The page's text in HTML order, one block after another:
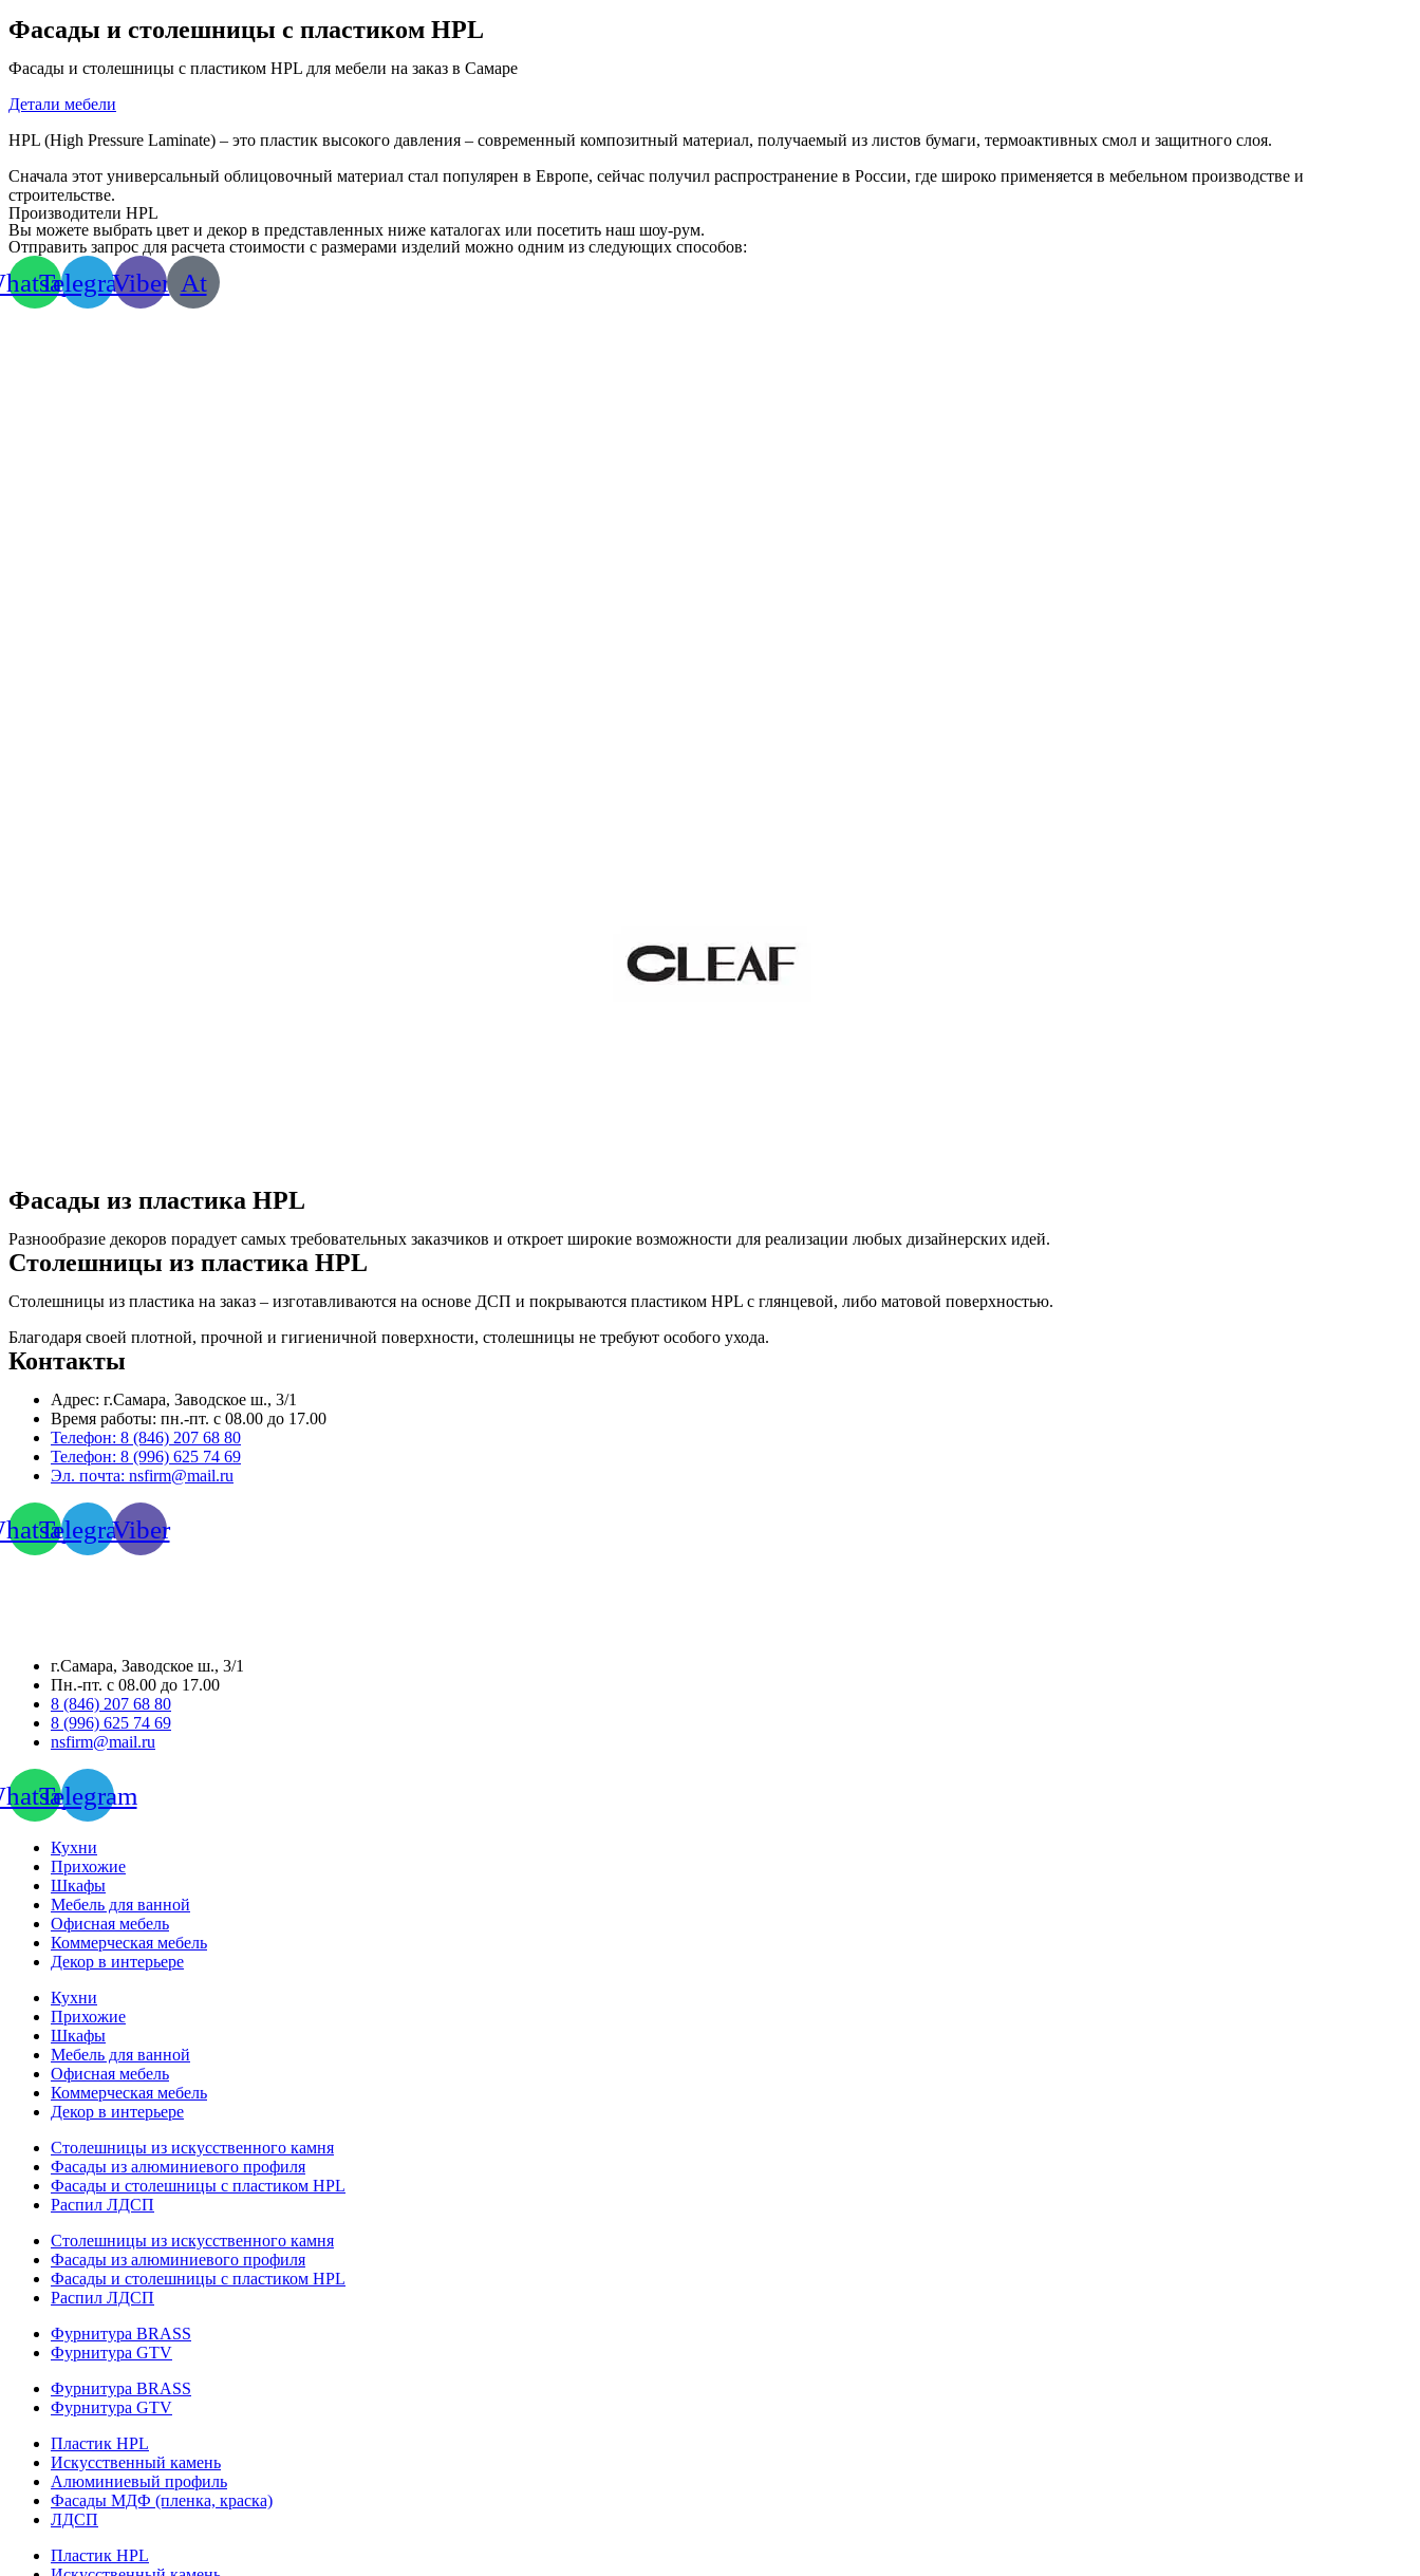
Фасады и столешницы с пластиком HPL
Фасады и столешницы с пластиком HPL для мебели на заказ в Самаре
Детали мебели
HPL (High Pressure Laminate) – это пластик высокого давления – современный композитный материал, получаемый из листов бумаги, термоактивных смол и защитного слоя.
Сначала этот универсальный облицовочный материал стал популярен в Европе, сейчас получил распространение в России, где широко применяется в мебельном производстве и
строительстве.
Производители HPL
Вы можете выбрать цвет и декор в представленных ниже каталогах или посетить наш шоу-рум.
Отправить запрос для расчета стоимости с размерами изделий можно одним из следующих способов:
TelegramViber At
Фасады из пластика HPL
Разнообразие декоров порадует самых требовательных заказчиков и откроет широкие возможности для реализации любых дизайнерских идей.
Столешницы из пластика HPL
Столешницы из пластика на заказ – изготавливаются на основе ДСП и покрываются пластиком HPL с глянцевой, либо матовой поверхностью.
Благодаря своей плотной, прочной и гигиеничной поверхности, столешницы не требуют особого ухода.
Контакты
Адрес: г.Самара, Заводское ш., 3/1
Время работы: пн.-пт. с 08.00 до 17.00
Телефон: 8 (846) 207 68 80
Телефон: 8 (996) 625 74 69
Эл. почта: nsfirm@mail.ru
TelegramViber
г.Самара, Заводское ш., 3/1
Пн.-пт. с 08.00 до 17.00
8 (846) 207 68 80
8 (996) 625 74 69
nsfirm@mail.ru
Telegram
Кухни
Прихожие
Шкафы
Мебель для ванной
Офисная мебель
Коммерческая мебель
Декор в интерьере
Кухни
Прихожие
Шкафы
Мебель для ванной
Офисная мебель
Коммерческая мебель
Декор в интерьере
Столешницы из искусственного камня
Фасады из алюминиевого профиля
Фасады и столешницы с пластиком HPL
Распил ЛДСП
Столешницы из искусственного камня
Фасады из алюминиевого профиля
Фасады и столешницы с пластиком HPL
Распил ЛДСП
Фурнитура BRASS
Фурнитура GTV
Фурнитура BRASS
Фурнитура GTV
Пластик HPL
Искусственный камень
Алюминиевый профиль
Фасады МДФ (пленка, краска)
ЛДСП
Пластик HPL